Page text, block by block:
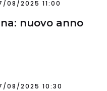
08/2025 11:00
nuovo anno
08/2025 10:30